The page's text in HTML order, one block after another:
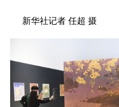
新华社记者 任超 摄